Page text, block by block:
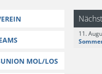
MOL/LOS
11.